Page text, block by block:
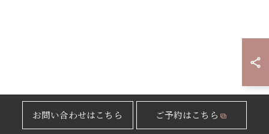
お問い合わせはこちら ご予約はこちら